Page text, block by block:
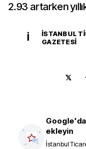
2.93 artarken
İ
İSTANBUL
GAZETESI
ekleyin
İstanbul